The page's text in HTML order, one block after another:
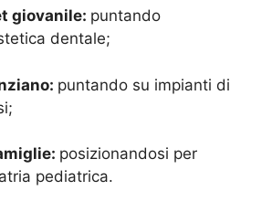
giovanile: puntando
dentale;
puntando su impianti di
posizionandosi per
pediatrica.